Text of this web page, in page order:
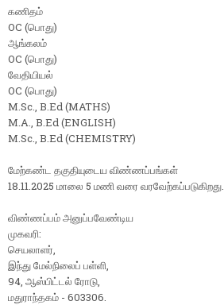
கணிதம்
OC (பொது)
ஆங்கலம்
OC (பொது)
வேதியியல்
OC (பொது)
M.Sc., B.Ed (MATHS)
M.A., B.Ed (ENGLISH)
M.Sc., B.Ed (CHEMISTRY)
மேற்கண்ட தகுதியுடைய விண்ணப்பங்கள்
18.11.2025 மாலை 5 மணி வரை வரவேற்கப்படுகிறது.
விண்ணப்பம் அனுப்பவேண்டிய
முகவரி:
செயலாளர்,
இந்து மேல்நிலைப் பள்ளி,
94, ஆஸ்பிட்டல் ரோடு,
மதுராந்தகம் - 603306.